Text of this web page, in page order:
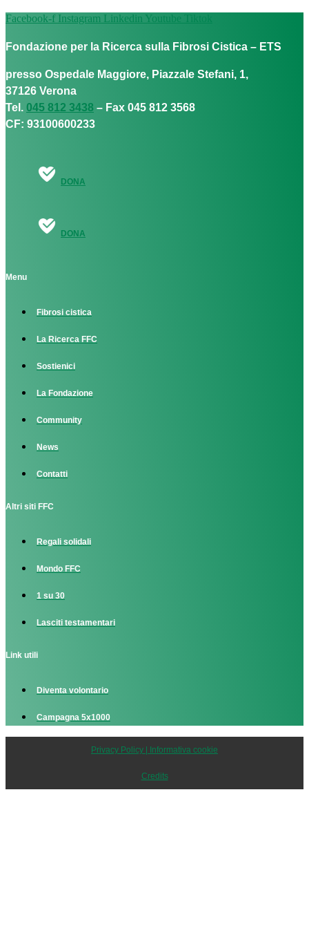
Facebook-f Instagram Linkedin Youtube Tiktok
Fondazione per la Ricerca sulla Fibrosi Cistica – ETS
presso Ospedale Maggiore, Piazzale Stefani, 1,
37126 Verona
Tel. 045 812 3438 – Fax 045 812 3568
CF: 93100600233
DONA
DONA
Menu
Fibrosi cistica
La Ricerca FFC
Sostienici
La Fondazione
Community
News
Contatti
Altri siti FFC
Regali solidali
Mondo FFC
1 su 30
Lasciti testamentari
Link utili
Diventa volontario
Campagna 5x1000
Privacy Policy | Informativa cookie
Credits